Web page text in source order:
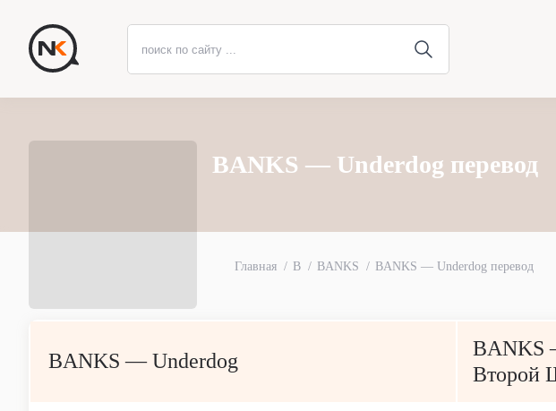
BANKS — Underdog перевод
Главная B BANKS BANKS — Underdog перевод
BANKS — Underdog
BANKS
Второй